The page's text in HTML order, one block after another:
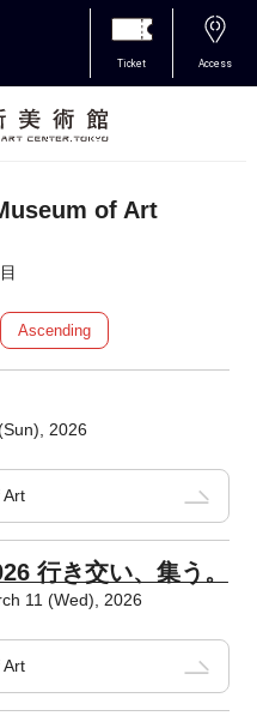
Ticket Access
of Art
Ascending
2026
Art
行き交い、集う。
11 (Wed), 2026
Art